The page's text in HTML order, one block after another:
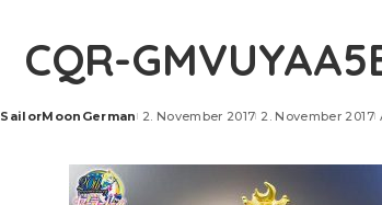
CQR-
Posted
SailorMoonGerman 2. November 2017 2. November 2017